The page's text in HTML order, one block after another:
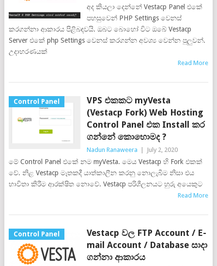
අද කියලා දෙන්නේ Vestacp Panel එකේ
පහසුවෙන් PHP Settings වෙනස්
කරගන්නා ආකාරය පිළිබඳවයි. ඔබට බොහෝ විට ඔබේ Vestacp
Server එකේ php Settings වෙනස් කරගන්න අවශ්‍ය වෙන්න පුලුවන්.
උදාහරණයක්
Read More
Control Panel
VPS එකකට myVesta
(Vestacp Fork) Web Hosting
Control Panel එක Install කර
ගන්නේ කොහොමද ?
Nadun Ranaweera July 2, 2020
මේ Control Panel එකේ නම myVesta. මෙය Vestacp හි Fork එකක්
වේ. නිළ Vestacp මෑතකදී යාත්කාලීන කරනු නොලැබීම නිසා එය
භාවිතා කිරීම ආරක්ෂිත නොවේ. Vestacp පරිශීලනයට හුරු අයෙකුට
Read More
Control Panel
Vestacp වල FTP Account / E-
mail Account / Database සාදා
ගන්නා ආකාරය